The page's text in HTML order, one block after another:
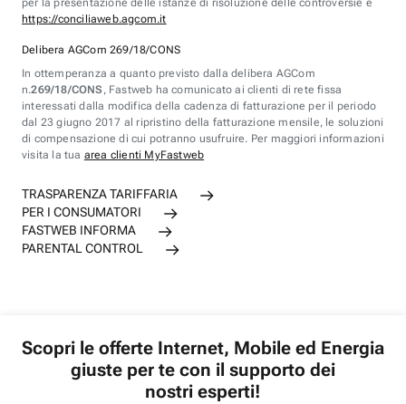
per la presentazione delle istanze di risoluzione delle controversie è
https://conciliaweb.agcom.it
Delibera AGCom 269/18/CONS
In ottemperanza a quanto previsto dalla delibera AGCom
n.269/18/CONS , Fastweb ha comunicato ai clienti di rete fissa
interessati dalla modifica della cadenza di fatturazione per il periodo
dal 23 giugno 2017 al ripristino della fatturazione mensile, le soluzioni
di compensazione di cui potranno usufruire. Per maggiori informazioni
visita la tua area clienti MyFastweb
TRASPARENZA TARIFFARIA
PER I CONSUMATORI
FASTWEB INFORMA
PARENTAL CONTROL
Scopri le offerte Internet, Mobile ed Energia
giuste per te con il supporto dei
nostri esperti!